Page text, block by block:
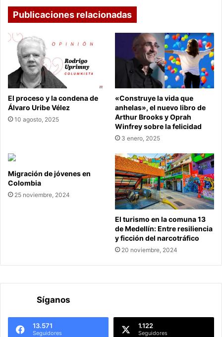
Publicaciones relacionadas
El proceso y la condena de
Álvaro Uribe Vélez
10 agosto, 2025
«Construye la vida que
anhelas», el nuevo libro de
Arthur Brooks y Oprah
Winfrey sobre la felicidad
3 enero, 2025
Migración de jóvenes en
Colombia
25 noviembre, 2024
El turismo en la comuna 13
de Medellín: Entre resiliencia
y ficción del narcotráfico
20 noviembre, 2024
Síganos
13.571
Seguidores
1.122
Seguidores